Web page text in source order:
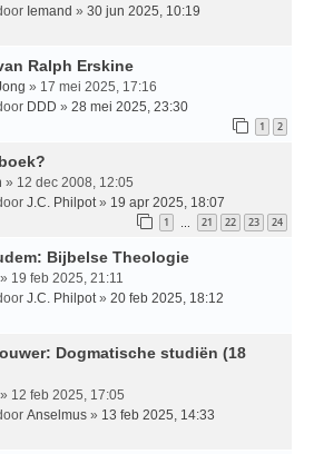
Iemand » 30 jun 2025, 10:19
Ralph Erskine
» 17 mei 2025, 17:16
DDD » 28 mei 2025, 23:30
1 2
» 12 dec 2008, 12:05
J.C. Philpot » 19 apr 2025, 18:07
1 … 21 22 23 24
Bijbelse Theologie
» 19 feb 2025, 21:11
J.C. Philpot » 20 feb 2025, 18:12
Dogmatische studiën (18
» 12 feb 2025, 17:05
Anselmus » 13 feb 2025, 14:33